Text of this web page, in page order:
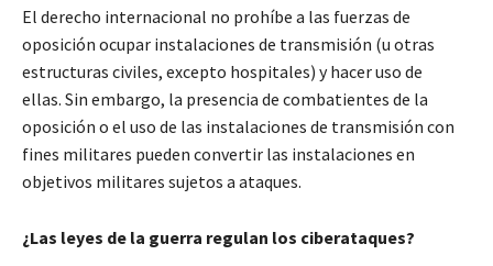
El derecho internacional no prohíbe a las fuerzas de
oposición ocupar instalaciones de transmisión (u otras
estructuras civiles, excepto hospitales) y hacer uso de
ellas. Sin embargo, la presencia de combatientes de la
oposición o el uso de las instalaciones de transmisión con
fines militares pueden convertir las instalaciones en
objetivos militares sujetos a ataques.
¿Las leyes de la guerra regulan los ciberataques?